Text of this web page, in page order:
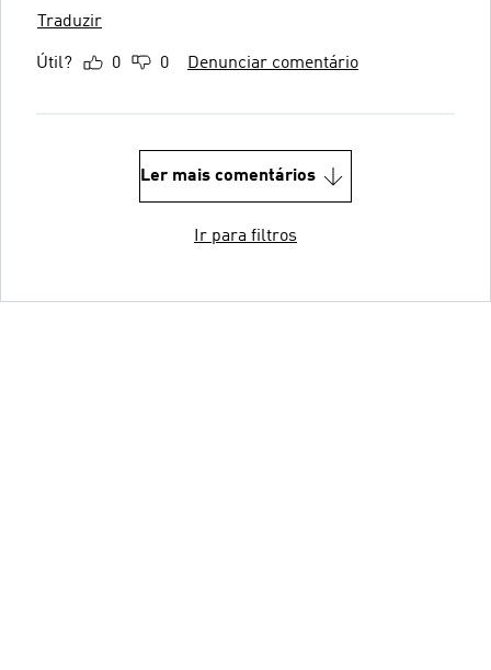
Traduzir
Útil? 0 0 Denunciar comentário
Ler mais comentários
Ir para filtros